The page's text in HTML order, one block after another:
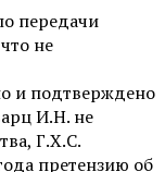
передачи
не
и подтверждено
И.Н. не
Г.Х.С.
претензию об